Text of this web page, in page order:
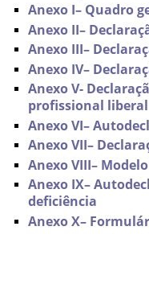
Anexo I– Quadro
Anexo II–
Anexo III–
Anexo IV–
Anexo V-
profissional liberal
Anexo VI–
Anexo VII–
Anexo VIII–
Anexo IX–
deficiência
Anexo X–